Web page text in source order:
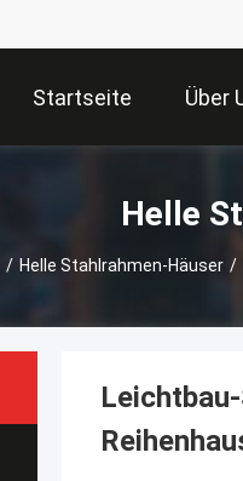
Startseite Über
Helle
/ Helle Stahlrahmen-Häuser /